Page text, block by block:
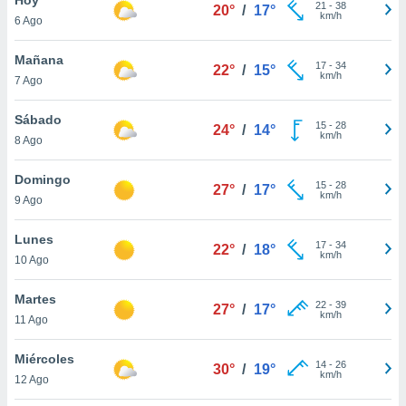
en
más
nuestra
de
cookies
aceptar
6 Ago
20° / 17° 21 - 38
km/h
Mañana
7 Ago
22° / 15° 17- 34
km/h
Sábado
8 Ago
24° / 14° 15- 28
km/h
Domingo
9 Ago
27° / 17° 15- 28
km/h
Lunes
10 Ago
22° / 18° 17- 34
km/h
Martes
11 Ago
27° / 17° 22- 39
km/h
Miércoles
12 Ago
30° / 19° 14- 26
km/h